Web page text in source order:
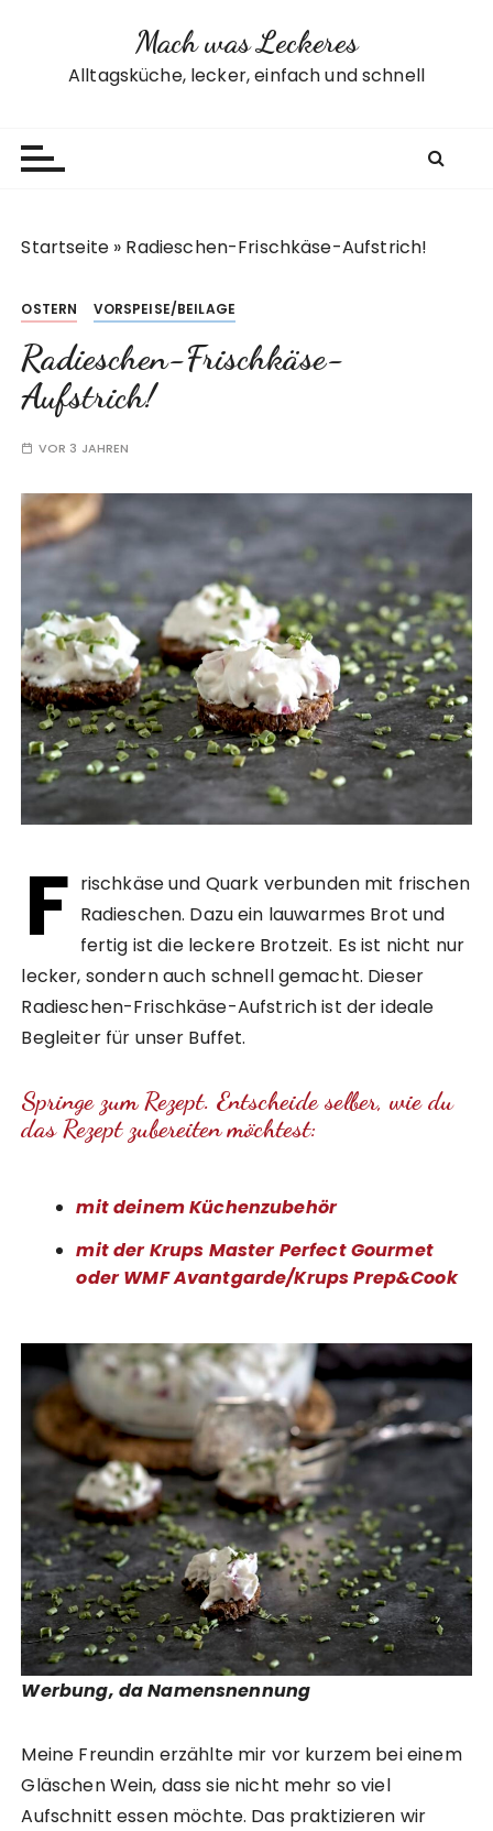
Mach was Leckeres
Alltagsküche, lecker, einfach und schnell
Startseite » Radieschen-Frischkäse-Aufstrich!
OSTERN VORSPEISE/BEILAGE
Radieschen-Frischkäse-
Aufstrich!
VOR 3 JAHREN
F rischkäse und Quark verbunden mit frischen
Radieschen. Dazu ein lauwarmes Brot und
fertig ist die leckere Brotzeit. Es ist nicht nur
lecker, sondern auch schnell gemacht. Dieser
Radieschen-Frischkäse-Aufstrich ist der ideale
Begleiter für unser Buffet.
Springe zum Rezept. Entscheide selber, wie du
das Rezept zubereiten möchtest:
mit deinem Küchenzubehör
mit der Krups Master Perfect Gourmet
oder WMF Avantgarde/Krups Prep&Cook
Werbung, da Namensnennung
Meine Freundin erzählte mir vor kurzem bei einem
Gläschen Wein, dass sie nicht mehr so viel
Aufschnitt essen möchte. Das praktizieren wir